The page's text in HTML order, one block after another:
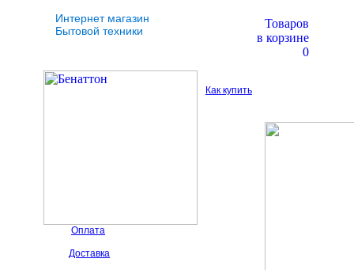
Интернет магазин
Бытовой техники
Товаров
в корзине
0
Как купить
Оплата
Доставка